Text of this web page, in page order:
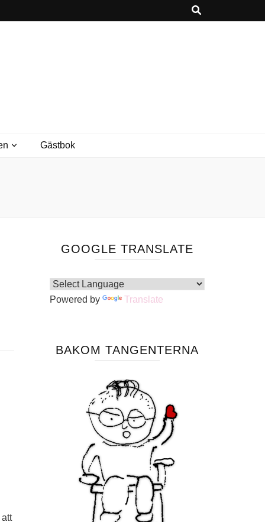
Gästbok
GOOGLE TRANSLATE
Powered by Translate
BAKOM TANGENTERNA